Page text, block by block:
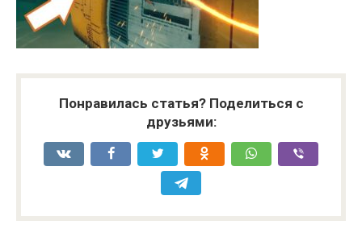
Понравилась статья? Поделиться с
друзьями: